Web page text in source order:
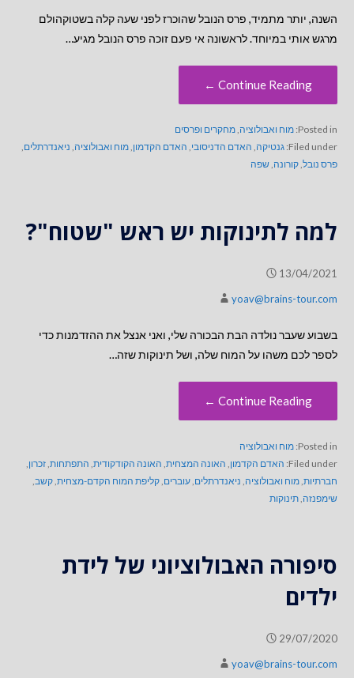
השנה, יותר מתמיד, פרס הנובל שהוכרז לפני שעה קלה בשטוקהולם
מרגש אותי במיוחד. לראשונה אי פעם זוכה פרס הנובל מגיע…
Continue Reading ←
Posted in: מוח ואבולוציה,מחקרים ופרסים
Filed under: גנטיקה, האדם הדניסובי, האדם הקדמון,מוח ואבולוציה, ניאנדרתלים,
פרס נובל,קורונה,שפה
למה לתינוקות יש ראש "שטוח"?
13/04/2021
yoav@brains-tour.com
בשבוע שעבר נולדה הבת הבכורה שלי, ואני אנצל את ההזדמנות כדי
לספר לכם משהו על המוח שלה, ושל תינוקות שזה…
Continue Reading ←
Posted in: מוח ואבולוציה
Filed under: האדם הקדמון האונה המצחית, האונה הקודקודית, התפתחות, זכרון
חברתיות, מוח ואבולוציה ניאנדרתלים עוברים קליפת המוח הקדם-מצחית, קשב,
שימפנזה תינוקות
סיפורה האבולוציוני של לידת
ילדים
29/07/2020
yoav@brains-tour.com